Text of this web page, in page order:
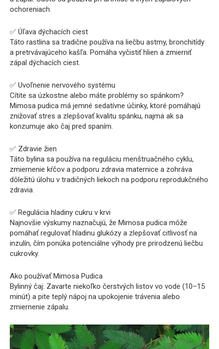
ochoreniach.
✅ Úľava dýchacích ciest
Táto rastlina sa tradične používa na liečbu astmy, bronchitídy
a pretrvávajúceho kašľa. Pomáha vyčistiť hlien a zmierniť
zápal dýchacích ciest.
✅ Uvoľnenie nervového systému
Cítite sa úzkostne alebo máte problémy so spánkom?
Mimosa pudica má jemné sedatívne účinky, ktoré pomáhajú
znižovať stres a zlepšovať kvalitu spánku, najmä ak sa
konzumuje ako čaj pred spaním.
✅ Zdravie žien
Táto bylina sa používa na reguláciu menštruačného cyklu,
zmiernenie kŕčov a podporu zdravia maternice a zohráva
dôležitú úlohu v tradičných liekoch na podporu reprodukčného
zdravia.
✅ Regulácia hladiny cukru v krvi
Najnovšie výskumy naznačujú, že Mimosa pudica môže
pomáhať regulovať hladinu glukózy a zlepšovať citlivosť na
inzulín, čím ponúka potenciálne výhody pre prirodzenú liečbu
cukrovky.
Ako používať Mimosa Pudica
Bylinný čaj: Zavarte niekoľko čerstvých listov vo vode (10–15
minút) a pite teplý nápoj na upokojenie trávenia alebo
zmiernenie zápalu.